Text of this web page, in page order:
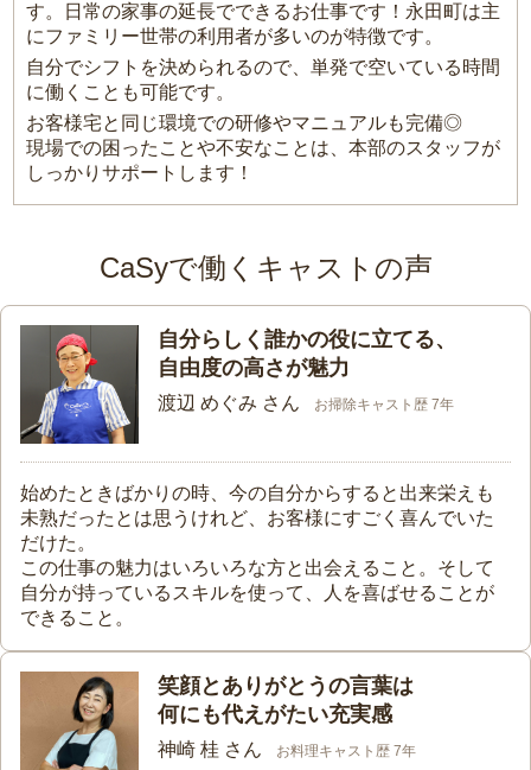
す。日常の家事の延長でできるお仕事です！永田町は主
にファミリー世帯の利用者が多いのが特徴です。
自分でシフトを決められるので、単発で空いている時間
に働くことも可能です。
お客様宅と同じ環境での研修やマニュアルも完備◎
現場での困ったことや不安なことは、本部のスタッフが
しっかりサポートします！
CaSyで働くキャストの声
自分らしく誰かの役に立てる、
自由度の高さが魅力
渡辺 めぐみ さん お掃除キャスト歴 7年
始めたときばかりの時、今の自分からすると出来栄えも
未熟だったとは思うけれど、お客様にすごく喜んでいた
だけた。
この仕事の魅力はいろいろな方と出会えること。そして
自分が持っているスキルを使って、人を喜ばせることが
できること。
笑顔とありがとうの言葉は
何にも代えがたい充実感
神崎 桂 さん お料理キャスト歴 7年